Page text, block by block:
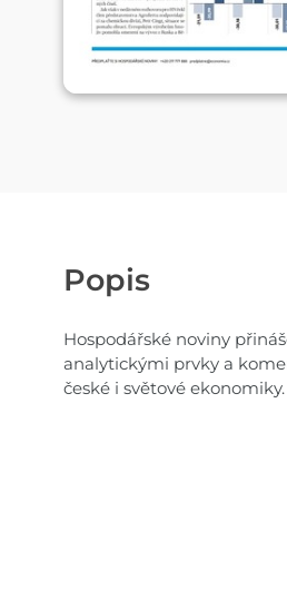
Popis
Hospodářské noviny
analytickými prvky a
české i světové ekonomiky.